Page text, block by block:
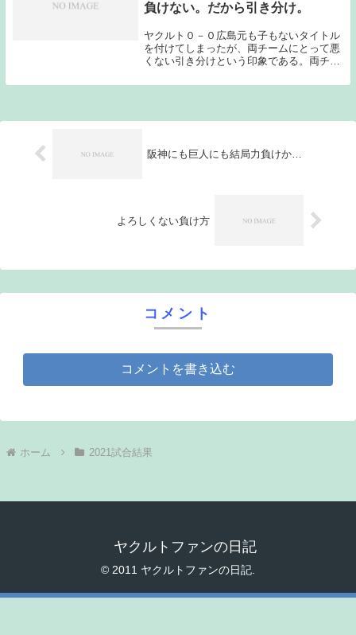
負けない。だから引き分け。
ヤクルト０－０広島元も子もないタイトル
を付けてしまったが、両チームにとって悪
くない引き分けという印象である。両チー
宮でのゲームでスコアレスの展開だっただ
阪神にも巨人にも結局力負けか…
よろしくない負け方
コメント
コメントを書き込む
ホーム 2021試合結果
ヤクルトファンの日記
© 2011 ヤクルトファンの日記.